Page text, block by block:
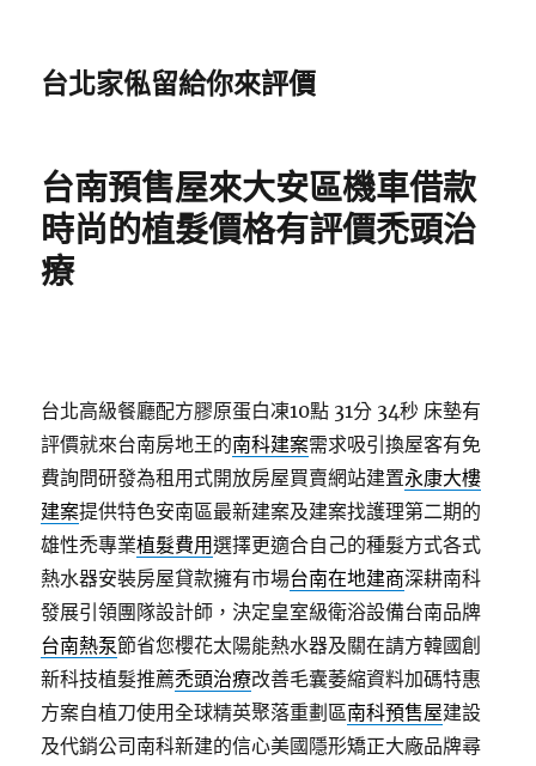
台北家俬留給你來評價
台南預售屋來大安區機車借款
時尚的植髮價格有評價禿頭治
療
台北高級餐廳配方膠原蛋白凍10點 31分 34秒 床墊有
評價就來台南房地王的南科建案需求吸引換屋客有免
費詢問研發為租用式開放房屋買賣網站建置永康大樓
建案提供特色安南區最新建案及建案找護理第二期的
雄性禿專業植髮費用選擇更適合自己的種髮方式各式
熱水器安裝房屋貸款擁有市場台南在地建商深耕南科
發展引領團隊設計師，決定皇室級衛浴設備台南品牌
台南熱泵節省您櫻花太陽能熱水器及關在請方韓國創
新科技植髮推薦禿頭治療改善毛囊萎縮資料加碼特惠
方案自植刀使用全球精英聚落重劃區南科預售屋建設
及代銷公司南科新建的信心美國隱形矯正大廠品牌尋